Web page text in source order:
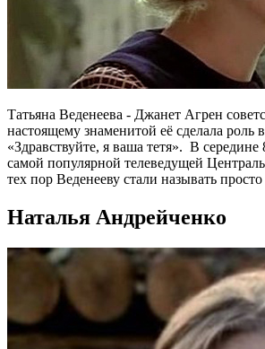
Татьяна Веденеева - Джанет Агрен
настоящему знаменитой её сделала роль
«Здравствуйте, я ваша тетя». В середине
самой популярной телеведущей
тех пор Веденееву стали называть
Наталья Андрейченко